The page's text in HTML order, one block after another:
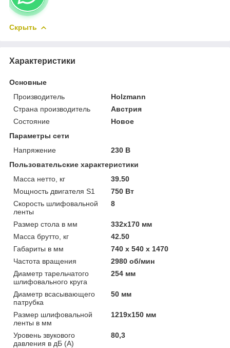
Скрыть
Характеристики
Основные
Производитель
Holzmann
Страна производитель
Австрия
Состояние
Новое
Параметры сети
Напряжение
230 В
Пользовательские характеристики
Масса нетто, кг
39.50
Мощность двигателя S1
750 Вт
Скорость шлифовальной
ленты
8
Размер стола в мм
332x170 мм
Масса брутто, кг
42.50
Габариты в мм
740 x 540 x 1470
Частота вращения
2980 об/мин
Диаметр тарельчатого
шлифовального круга
254 мм
Диаметр всасывающего
патрубка
50 мм
Размер шлифовальной
ленты в мм
1219x150 мм
Уровень звукового
давления в дБ (A)
80,3